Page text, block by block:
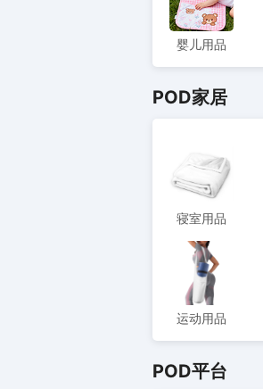
婴儿用品
POD家居
寝室用品
运动用品
POD平台